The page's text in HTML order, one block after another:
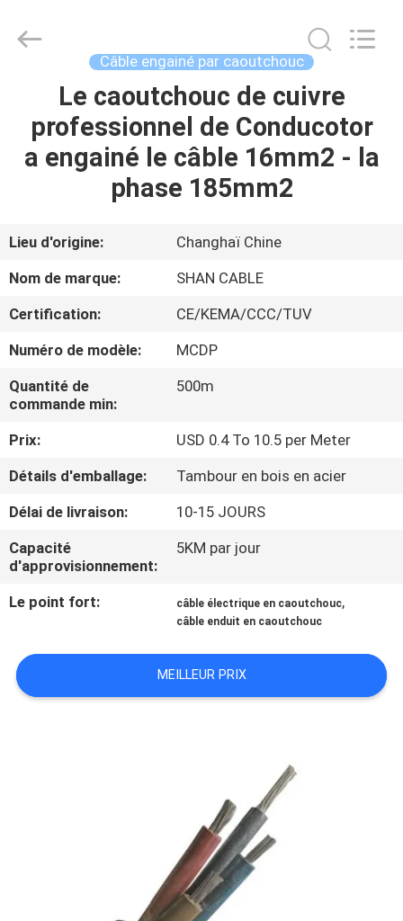
APERÇU
PRODUITS
VR
A
PROPOS
DE
NOUS
VISITE
D'USINE
CONTRÔLE
LA
QUALITÉ
DEMANDE
Cable
(Group)
Câble engainé par caoutchouc
Le caoutchouc de cuivre
professionnel de Conducotor
a engainé le câble 16mm2 - la
phase 185mm2
Lieu d'origine:
Changhaï Chine
Nom de marque:
SHAN CABLE
Certification:
CE/KEMA/CCC/TUV
Numéro de modèle:
MCDP
Quantité de
commande min:
500m
Prix:
USD 0.4 To 10.5 per Meter
Détails d'emballage:
Tambour en bois en acier
Délai de livraison:
10-15 JOURS
Capacité
d'approvisionnement:
5KM par jour
Le point fort: câble électrique en caoutchouc,
câble enduit en caoutchouc
MEILLEUR PRIX